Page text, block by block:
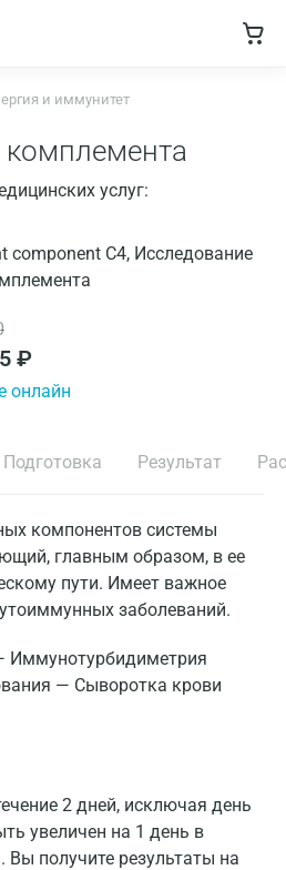
и иммунитет
услуг:
C4, Исследование
₽
онлайн
Подготовка Результат
компонентов системы
главным образом, в ее
пути. Имеет важное
заболеваний.
Иммунотурбидиметрия
— Сыворотка крови
2 дней, исключая день
увеличен на 1 день в
Вы получите результаты на